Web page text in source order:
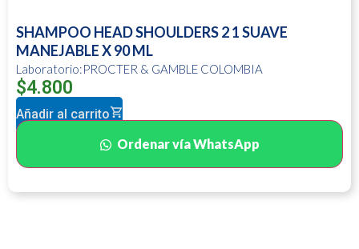
SHAMPOO HEAD SHOULDERS 2 1 SUAVE
MANEJABLE X 90 ML
Laboratorio:PROCTER & GAMBLE COLOMBIA
$4.800
Añadir al carrito
Ordenar vía WhatsApp